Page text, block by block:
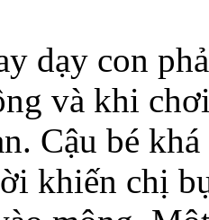
dạy con
và khi
Cậu bé
khiến chị